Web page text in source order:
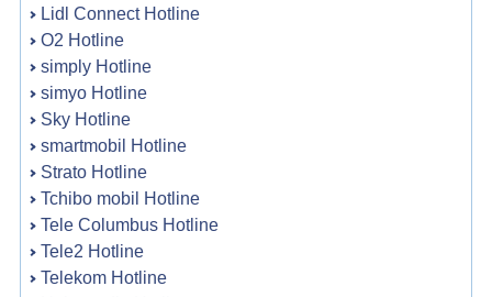
Lidl Connect Hotline
O2 Hotline
simply Hotline
simyo Hotline
Sky Hotline
smartmobil Hotline
Strato Hotline
Tchibo mobil Hotline
Tele Columbus Hotline
Tele2 Hotline
Telekom Hotline